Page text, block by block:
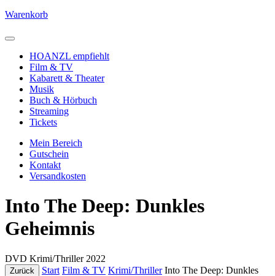
Warenkorb
HOANZL empfiehlt
Film & TV
Kabarett & Theater
Musik
Buch & Hörbuch
Streaming
Tickets
Mein Bereich
Gutschein
Kontakt
Versandkosten
Into The Deep: Dunkles
Geheimnis
DVD Krimi/Thriller 2022
Zurück Start Film & TV Krimi/Thriller Into The Deep: Dunkles